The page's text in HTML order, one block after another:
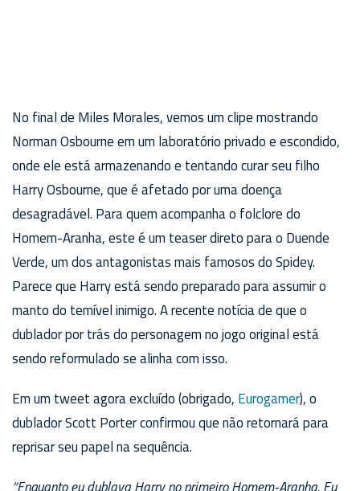
No final de Miles Morales, vemos um clipe mostrando
Norman Osbourne em um laboratório privado e escondido,
onde ele está armazenando e tentando curar seu filho
Harry Osbourne, que é afetado por uma doença
desagradável. Para quem acompanha o folclore do
Homem-Aranha, este é um teaser direto para o Duende
Verde, um dos antagonistas mais famosos do Spidey.
Parece que Harry está sendo preparado para assumir o
manto do temível inimigo. A recente notícia de que o
dublador por trás do personagem no jogo original está
sendo reformulado se alinha com isso.
Em um tweet agora excluído (obrigado, Eurogamer), o
dublador Scott Porter confirmou que não retornará para
reprisar seu papel na sequência.